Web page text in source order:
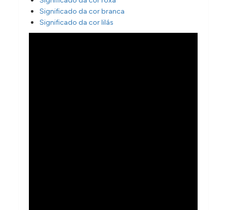
Significado da cor branca
Significado da cor lilás